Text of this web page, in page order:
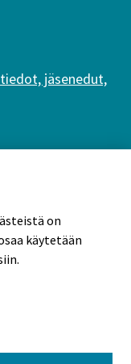
jäsenedut,
on
käytetään